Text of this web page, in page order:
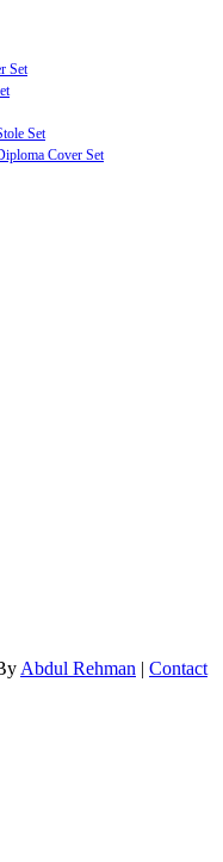
Set
Set
Cover Set
Abdul Rehman | Contact